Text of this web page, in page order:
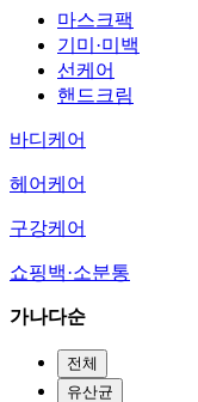
마스크팩
기미·미백
선케어
핸드크림
바디케어
헤어케어
구강케어
쇼핑백·소분통
가나다순
전체
유산균